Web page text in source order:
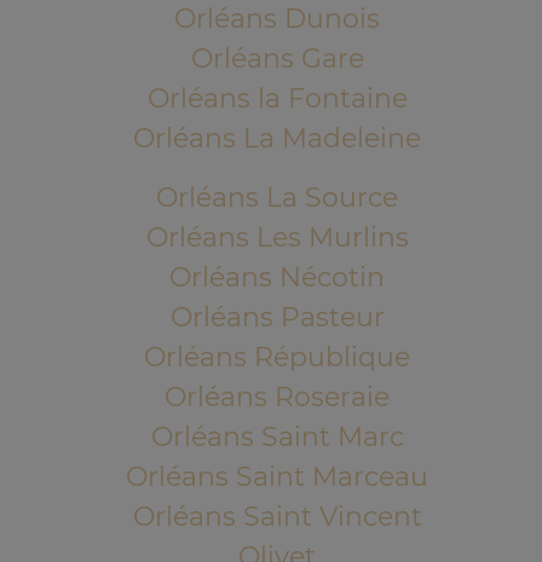
Orléans Dunois
Orléans Gare
Orléans la Fontaine
Orléans La Madeleine
Orléans La Source
Orléans Les Murlins
Orléans Nécotin
Orléans Pasteur
Orléans République
Orléans Roseraie
Orléans Saint Marc
Orléans Saint Marceau
Orléans Saint Vincent